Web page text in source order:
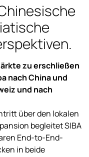
zu erschließen
nach China und
und nach
über den lokalen
begleitet SIBA
End-to-End-
in beide